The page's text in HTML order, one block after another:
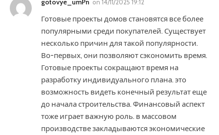
gotovye_umPn on 14/11/2025 19:12
Готовые проекты домов становятся все более
популярными среди покупателей. Существует
несколько причин для такой популярности.
Во-первых, они позволяют сэкономить время.
Готовые проекты сокращают время на
разработку индивидуального плана. это
возможность видеть конечный результат еще
до начала строительства. Финансовый аспект
тоже играет важную роль. в массовом
производстве закладываются экономические